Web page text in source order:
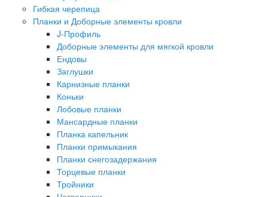
Гибкая черепица
Планки и Доборные элементы кровли
J-Профиль
Доборные элементы для мягкой кровли
Ендовы
Заглушки
Карнизные планки
Коньки
Лобовые планки
Мансардные планки
Планка капельник
Планки примыкания
Планки снегозадержания
Торцевые планки
Тройники